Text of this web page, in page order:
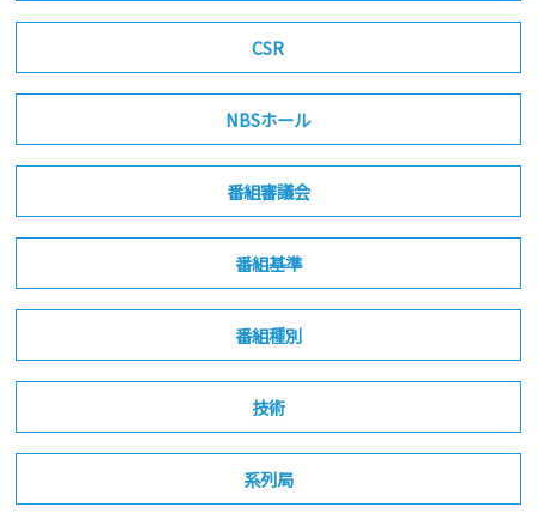
CSR
NBSホール
番組審議会
番組基準
番組種別
技術
系列局